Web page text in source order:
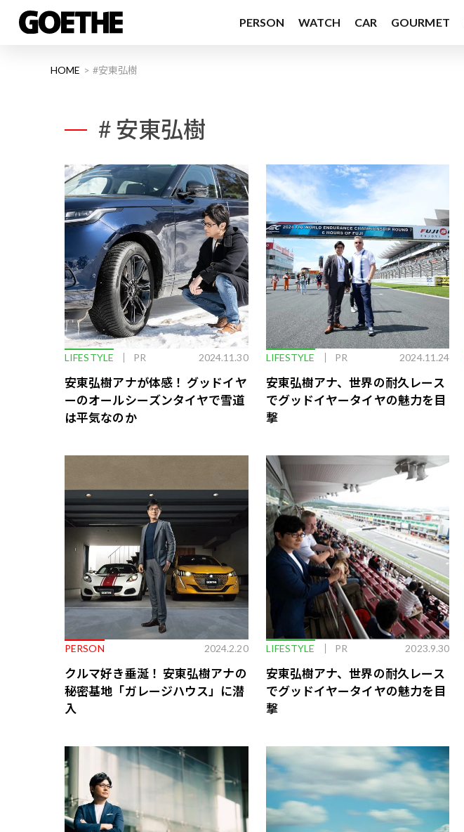
PERSON WATCH CAR GOURMET
HOME #安東弘樹
# 安東弘樹
LIFESTYLE PR 2024.11.30
安東弘樹アナが体感！ グッドイヤ
ーのオールシーズンタイヤで雪道
は平気なのか
LIFESTYLE PR 2024.11.24
安東弘樹アナ、世界の耐久レース
でグッドイヤータイヤの魅力を目
撃
PERSON 2024.2.20
クルマ好き垂涎！ 安東弘樹アナの
秘密基地「ガレージハウス」に潜
入
LIFESTYLE PR 2023.9.30
安東弘樹アナ、世界の耐久レース
でグッドイヤータイヤの魅力を目
撃